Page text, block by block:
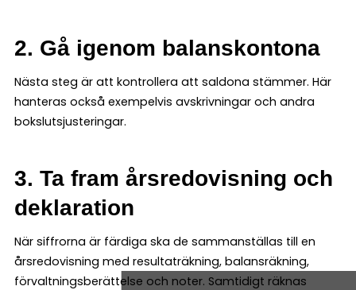
2. Gå igenom balanskontona
Nästa steg är att kontrollera att saldona stämmer. Här
hanteras också exempelvis avskrivningar och andra
bokslutsjusteringar.
3. Ta fram årsredovisning och
deklaration
När siffrorna är färdiga ska de sammanställas till en
årsredovisning med resultaträkning, balansräkning,
förvaltningsberättelse och noter. Samtidigt räknas